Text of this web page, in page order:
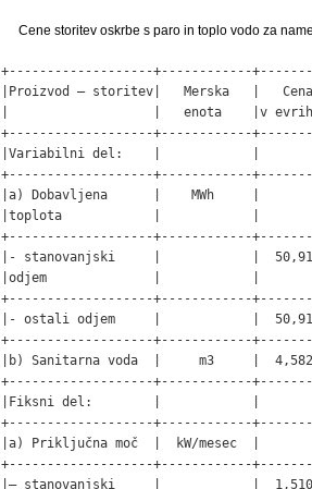
Cene storitev oskrbe s paro in toplo vodo za
+-------------------+------------
|Proizvod – storitev|   Merska   |
|                   |   enota    |v
+-------------------+------------
|Variabilni del:    |            |
+-------------------+------------
|a) Dobavljena      |    MWh     |
|toplota            |            |
+-------------------+------------
|- stanovanjski     |            |
|odjem              |            |
+-------------------+------------
|- ostali odjem     |            |
+-------------------+------------
|b) Sanitarna voda  |     m3     |
+-------------------+------------
|Fiksni del:        |            |
+-------------------+------------
|a) Priključna moč  |  kW/mesec
+-------------------+------------
|– stanovanjski     |            |